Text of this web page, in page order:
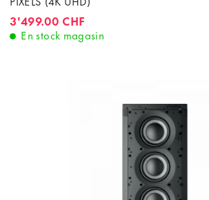
3'499.00 CHF
En stock magasin